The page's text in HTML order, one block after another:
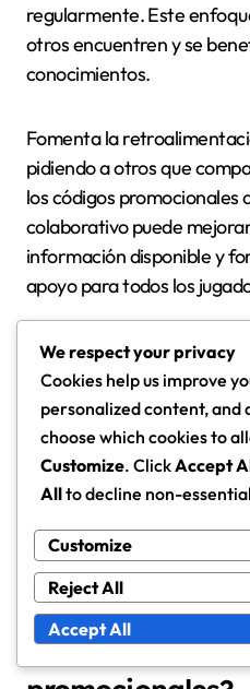
regularmente. Este
otros encuentren y se
conocimientos.
Fomenta la
pidiendo a otros que
los códigos promocionales
colaborativo puede
información disponible y
apoyo para todos los
¿Qué factores
efectividad de
We respect your privacy
Cookies help us improve
personalized content, and
choose which cookies to
Customize. ClickAccept
Allto decline non-
Customize
Reject All
Accept All